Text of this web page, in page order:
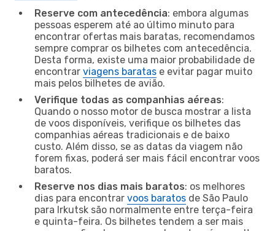
Reserve com antecedência: embora algumas
pessoas esperem até ao último minuto para
encontrar ofertas mais baratas, recomendamos
sempre comprar os bilhetes com antecedência.
Desta forma, existe uma maior probabilidade de
encontrar viagens baratas e evitar pagar muito
mais pelos bilhetes de avião.
Verifique todas as companhias aéreas:
Quando o nosso motor de busca mostrar a lista
de voos disponíveis, verifique os bilhetes das
companhias aéreas tradicionais e de baixo
custo. Além disso, se as datas da viagem não
forem fixas, poderá ser mais fácil encontrar voos
baratos.
Reserve nos dias mais baratos: os melhores
dias para encontrar voos baratos de São Paulo
para Irkutsk são normalmente entre terça-feira
e quinta-feira. Os bilhetes tendem a ser mais